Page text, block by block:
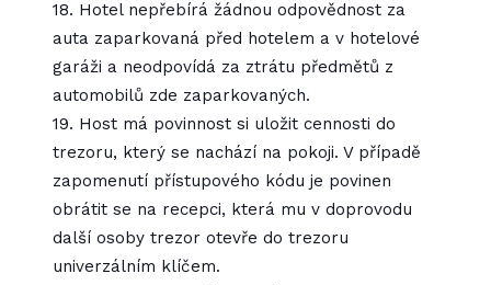
18. Hotel nepřebírá žádnou odpovědnost za
auta zaparkovaná před hotelem a v hotelové
garáži a neodpovídá za ztrátu předmětů z
automobilů zde zaparkovaných.
19. Host má povinnost si uložit cennosti do
trezoru, který se nachází na pokoji. V případě
zapomenutí přístupového kódu je povinen
obrátit se na recepci, která mu v doprovodu
další osoby trezor otevře do trezoru
univerzálním klíčem.